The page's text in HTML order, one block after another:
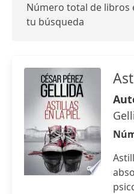
Número total de libros
tu búsqueda